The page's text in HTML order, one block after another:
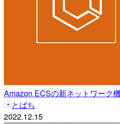
Amazon ECSの新ネットワーク
とばち
2022.12.15